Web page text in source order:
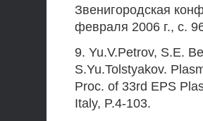
Звенигородская
февраля 2006 г., с.
9. Yu.V.Petrov, S.E.
S.Yu.Tolstyakov.
Proc. of 33rd EPS
Italy, P.4-103.